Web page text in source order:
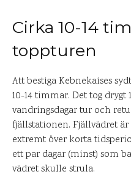
Cirka 10-14
toppturen
Att bestiga Kebnekaises
10-14 timmar. Det tog
vandringsdagar tur och
fjällstationen. Fjällvädret
extremt över korta
ett par dagar (minst) som
vädret skulle strula.